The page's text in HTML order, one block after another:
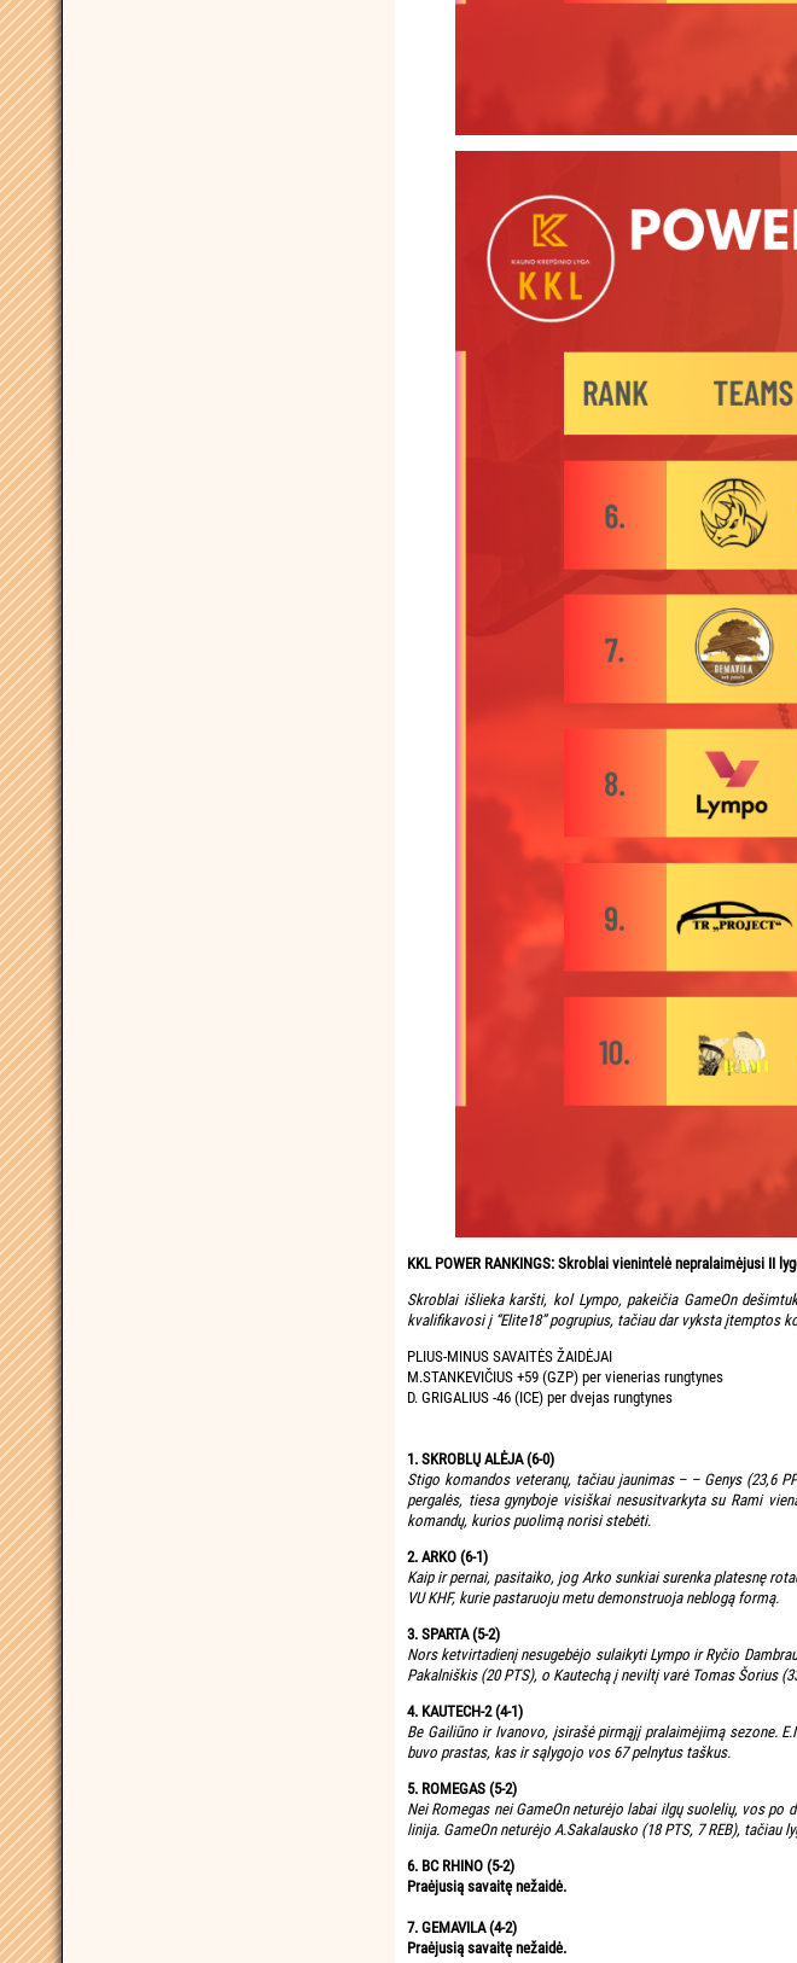
KKL POWER RANKINGS: Skroblai vienintelė nepralaimėjusi II
Skroblai išlieka karšti, kol Lympo, pakeičia GameOn
kvalifikavosi į “Elite18” pogrupius, tačiau dar vyksta įtemptos
PLIUS-MINUS SAVAITĖS ŽAIDĖJAI
M.STANKEVIČIUS +59 (GZP) per vienerias rungtynes
D. GRIGALIUS -46 (ICE) per dvejas rungtynes
1. SKROBLŲ ALĖJA (6-0)
Stigo komandos veteranų, tačiau jaunimas – – Genys (23,6
pergalės, tiesa gynyboje visiškai nesusitvarkyta su Rami
komandų, kurios puolimą norisi stebėti.
2. ARKO (6-1)
Kaip ir pernai, pasitaiko, jog Arko sunkiai surenka platesnę
VU KHF, kurie pastaruoju metu demonstruoja neblogą formą.
3. SPARTA (5-2)
Nors ketvirtadienį nesugebėjo sulaikyti Lympo ir Ryčio
Pakalniškis (20 PTS), o Kautechą į neviltį varė Tomas Šorius
4. KAUTECH-2 (4-1)
Be Gailiūno ir Ivanovo, įsirašė pirmąjį pralaimėjimą sezone.
buvo prastas, kas ir sąlygojo vos 67 pelnytus taškus.
5. ROMEGAS (5-2)
Nei Romegas nei GameOn neturėjo labai ilgų suolelių, vos po
linija. GameOn neturėjo A.Sakalausko (18 PTS, 7 REB),
6. BC RHINO (5-2)
Praėjusią savaitę nežaidė.
7. GEMAVILA (4-2)
Praėjusią savaitę nežaidė.